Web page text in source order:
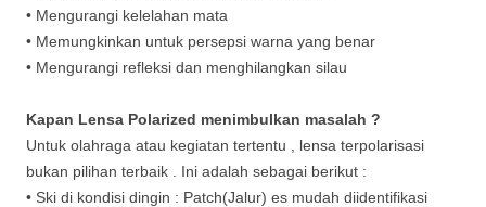
• Mengurangi kelelahan mata
• Memungkinkan untuk persepsi warna yang benar
• Mengurangi refleksi dan menghilangkan silau
Kapan Lensa Polarized menimbulkan masalah ?
Untuk olahraga atau kegiatan tertentu , lensa terpolarisasi
bukan pilihan terbaik . Ini adalah sebagai berikut :
• Ski di kondisi dingin : Patch(Jalur) es mudah diidentifikasi